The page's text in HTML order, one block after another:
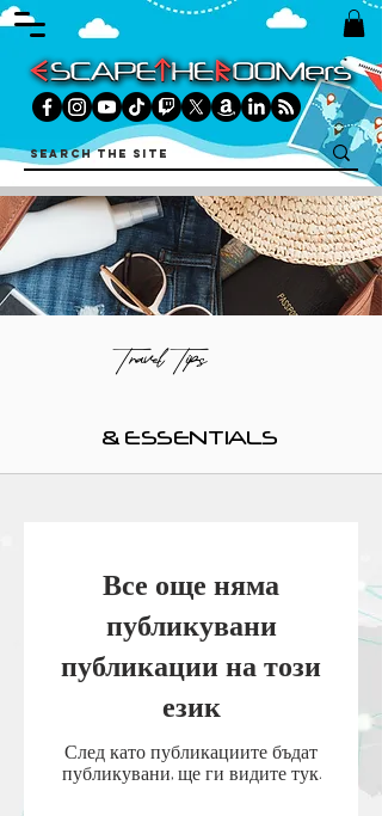
Travel Tips
& ESSENTIALS
Все още няма
публикувани
публикации на този
език
След като публикациите бъдат
публикувани, ще ги видите тук.